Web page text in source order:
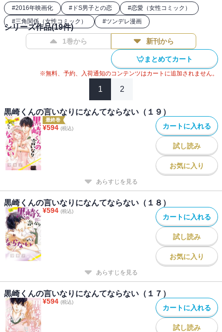
#2016年映画化 # ドS男子との恋 #恋愛（女性コミック）
#三角関係（女性コミック） #ツンデレ漫画
シリーズ作品(19件)
1巻から 新刊から
まとめてカート
※無料、予約、入荷通知のコンテンツはカートに追加されません。
1 2
黒崎くんの言いなりになんてならない（１９）
最終巻
¥594 (税込) カートに入れる
試し読み
お気に入り
あらすじを見る
黒崎くんの言いなりになんてならない（１８）
¥594 (税込)
カートに入れる
試し読み
お気に入り
あらすじを見る
黒崎くんの言いなりになんてならない（１７）
¥594 (税込)
カートに入れる
試し読み